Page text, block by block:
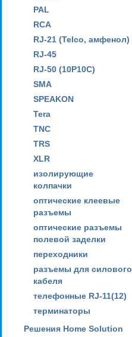
PAL
RCA
RJ-21 (Telco, амфенол)
RJ-45
RJ-50 (10P10C)
SMA
SPEAKON
Tera
TNC
TRS
XLR
изолирующие
колпачки
оптические клеевые
разъемы
оптические разъемы
полевой заделки
переходники
разъемы для силового
кабеля
телефонные RJ-11(12)
терминаторы
Решения Home Solution